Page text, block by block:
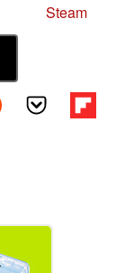
Steam